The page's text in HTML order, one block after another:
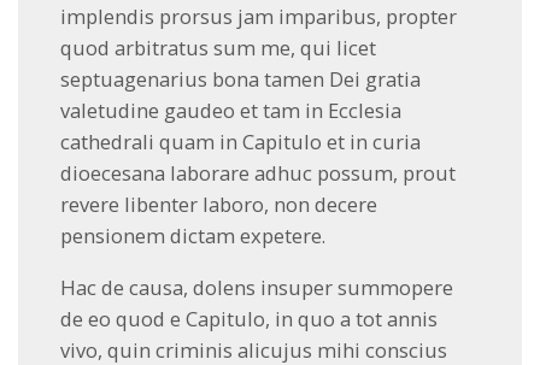
implendis prorsus jam imparibus, propter
quod arbitratus sum me, qui licet
septuagenarius bona tamen Dei gratia
valetudine gaudeo et tam in Ecclesia
cathedrali quam in Capitulo et in curia
dioecesana laborare adhuc possum, prout
revere libenter laboro, non decere
pensionem dictam expetere.
Hac de causa, dolens insuper summopere
de eo quod e Capitulo, in quo a tot annis
vivo, quin criminis alicujus mihi conscius